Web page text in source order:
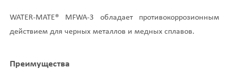
WATER-MATE® MFWA-3 обладает противокоррозионным
действием для черных металлов и медных сплавов.
Преимущества